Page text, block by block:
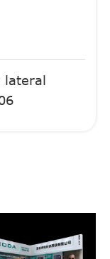
lateral